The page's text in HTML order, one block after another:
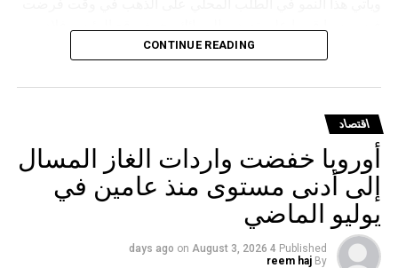
بوتين في مارس الماضي مرسوما يمنع تصدير سبائك الذهب التي
يتجاوز وزنها الإجمالي 100 غرام، مع استثناءات للمسافرين
المغادرين من مطارات موسكو الثلاثة (شيريميتيفو ودوموديدوفو
وفنوكوفو) ومطار فلاديفوستوك (كنيفيتشي) بشرط حصولهم
على تصريح مسبق من هيئة الرقابة الروسية على المعادن
الثمينة.
CONTINUE READING
اقتصاد
أوروبا خفضت واردات الغاز المسال
إلى أدنى مستوى منذ عامين في
يوليو الماضي
Published
4 days ago
on August 3, 2026
By
reem haj